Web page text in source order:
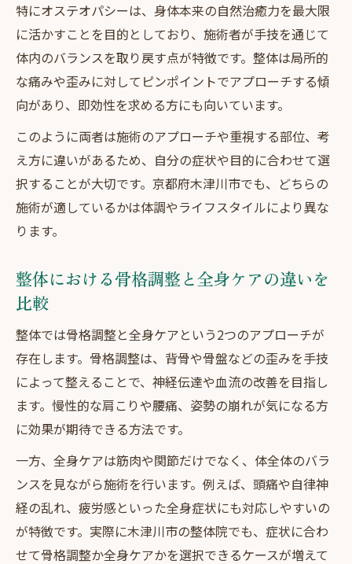
整体が向いている人とマッサージが合う人
の違い
オステオパシーが整体と異なるケアの特徴
オステオパシー独自の整体アプローチとは
広さ
整体との違いが現れるオステオパシーの効
果
オステオパシーが整体より重視する全身調
整体とオステオパシーで結果が分かれる理
整体の選び方で重視すべきポイントを解説
自分に合う整体院の見極め方と注意点
整体で効果を実感するための事前準備とは
整体選びに迷った時の比較検討のコツ
整体の口コミや評判の見方と活用法
マッサージと整体の効果的な使い分け術
整体とマッサージの得意分野を徹底比較
リラクゼーションと整体の違いを理解する
特にオステオパシーは、身体本来の自然治癒力を最大限
に活かすことを目的としており、施術者が手技を通じて
体内のバランスを取り戻す点が特徴です。整体は局所的
な痛みや歪みに対してピンポイントでアプローチする傾
向があり、即効性を求める方にも向いています。
このように両者は施術のアプローチや重視する部位、考
え方に違いがあるため、自分の症状や目的に合わせて選
択することが大切です。京都府木津川市でも、どちらの
施術が適しているかは体調やライフスタイルにより異な
ります。
整体における骨格調整と全身ケアの違いを
比較
整体では骨格調整と全身ケアという2つのアプローチが
存在します。骨格調整は、背骨や骨盤などの歪みを手技
によって整えることで、神経伝達や血流の改善を目指し
ます。慢性的な肩こりや腰痛、姿勢の崩れが気になる方
に効果が期待できる方法です。
一方、全身ケアは筋肉や関節だけでなく、体全体のバラ
ンスを見ながら施術を行います。例えば、頭痛や自律神
経の乱れ、疲労感といった全身症状にも対応しやすいの
が特徴です。実際に木津川市の整体院でも、症状に合わ
せて骨格調整か全身ケアかを選択できるケースが増えて